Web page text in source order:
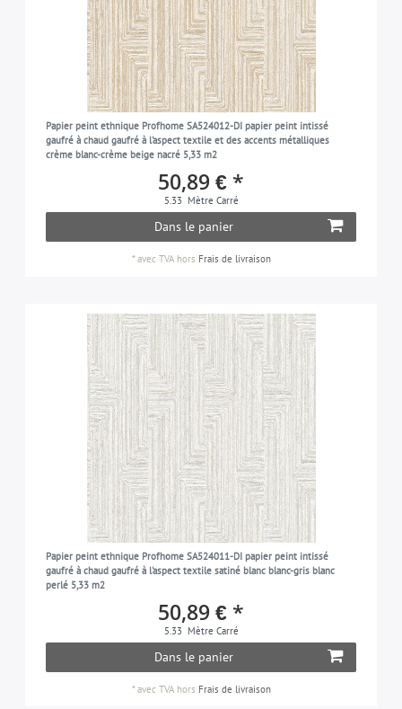
Papier peint ethnique Profhome SA524012-DI papier peint intissé
gaufré à chaud gaufré à l'aspect textile et des accents métalliques
crème blanc-crème beige nacré 5,33 m2
50,89 € *
5.33 Mètre Carré
Dans le panier
*avec TVAhors Frais de livraison
Papier peint ethnique Profhome SA524011-DI papier peint intissé
gaufré à chaud gaufré à l'aspect textile satiné blanc blanc-gris blanc
perlé 5,33 m2
50,89 € *
5.33 Mètre Carré
Dans le panier
*avec TVAhors Frais de livraison